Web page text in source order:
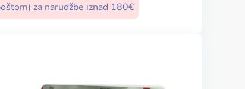
za narudžbe iznad 180€